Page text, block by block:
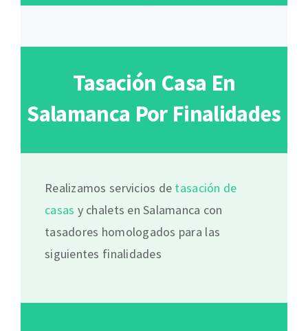
Tasación Casa En
Salamanca Por Finalidades
Realizamos servicios de tasación de
casas y chalets en Salamanca con
tasadores homologados para las
siguientes finalidades